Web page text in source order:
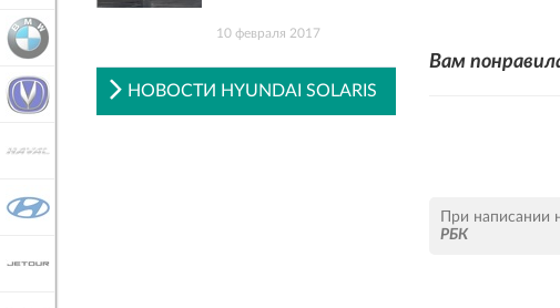
Вам
При написании
РБК
10 февраля 2017
НОВОСТИ HYUNDAI SOLARIS
CHANGAN